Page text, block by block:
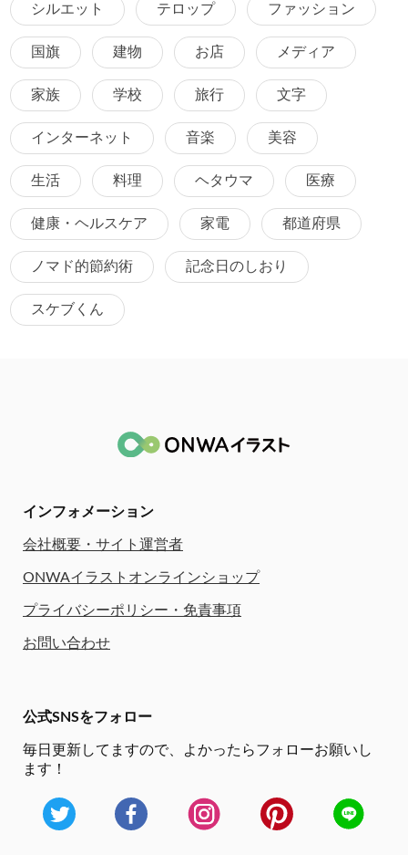
シルエット テロップ ファッション
国旗 建物 お店 メディア
家族 学校 旅行 文字
インターネット 音楽 美容
生活 料理 ヘタウマ 医療
健康・ヘルスケア 家電 都道府県
ノマド的節約術 記念日のしおり
スケブくん
インフォメーション
会社概要・サイト運営者
ONWAイラストオンラインショップ
プライバシーポリシー・免責事項
お問い合わせ
公式SNSをフォロー
毎日更新してますので、
よかったらフォローお願いし
ます！